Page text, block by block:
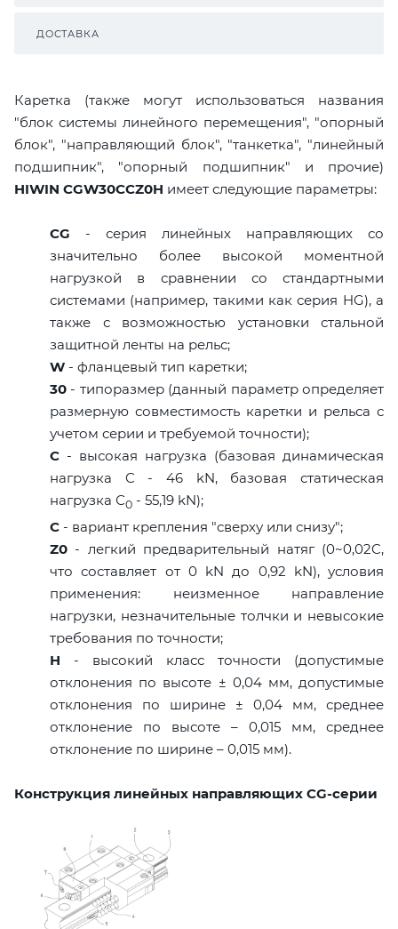
ДОСТАВКА
Каретка (также могут использоваться названия
"блок системы линейного перемещения", "опорный
блок", "направляющий блок", "танкетка", "линейный
подшипник", "опорный подшипник" и прочие)
HIWIN CGW30CCZ0H имеет следующие параметры:
CG - серия линейных направляющих со
значительно более высокой моментной
нагрузкой в сравнении со стандартными
системами (например, такими как серия HG), а
также с возможностью установки стальной
защитной ленты на рельс;
W - фланцевый тип каретки;
30 - типоразмер (данный параметр определяет
размерную совместимость каретки и рельса с
учетом серии и требуемой точности);
C - высокая нагрузка (базовая динамическая
нагрузка C - 46 kN, базовая статическая
нагрузка С0 - 55,19 kN);
C - вариант крепления "сверху или снизу";
Z0 - легкий предварительный натяг (0~0,02C,
что составляет от 0 kN до 0,92 kN), условия
применения: неизменное направление
нагрузки, незначительные толчки и невысокие
требования по точности;
H - высокий класс точности (допустимые
отклонения по высоте ± 0,04 мм, допустимые
отклонения по ширине ± 0,04 мм, среднее
отклонение по высоте – 0,015 мм, среднее
отклонение по ширине – 0,015 мм).
Конструкция линейных направляющих CG-серии